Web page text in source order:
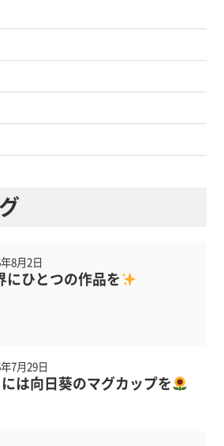
8月2日
にひとつの作品を
7月29日
は向日葵のマグカップを